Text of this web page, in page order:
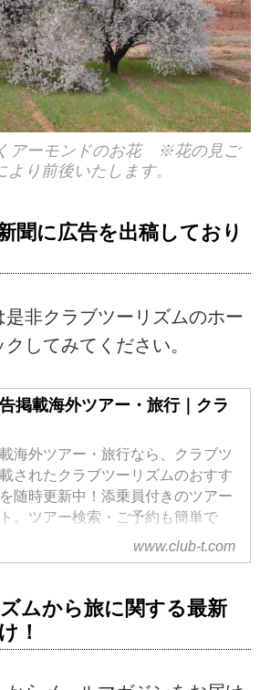
アーモンドのお花 ※花の見ご
り前後いたします。
聞に広告を出稿しており
非クラブツーリズムのホー
してみてください。
掲載海外ツアー・旅行｜クラ
海外ツアー・旅行なら、クラブツ
されたクラブツーリズムのおすす
随時更新中！添乗員付きのツアー
。ツアー検索・ご予約も簡単で
www.club-t.com
ムから旅に関する最新
！